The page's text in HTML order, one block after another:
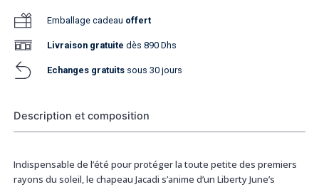
Emballage cadeau offert
Livraison gratuite dès 890 Dhs
Echanges gratuits sous 30 jours
Description et composition
Indispensable de l’été pour protéger la toute petite des premiers
rayons du soleil, le chapeau Jacadi s’anime d’un Liberty June’s